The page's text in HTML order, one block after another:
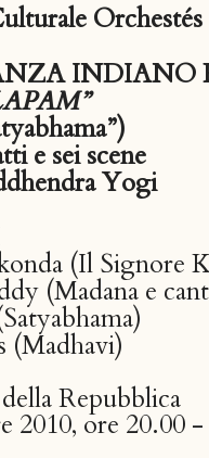
Orchestés
INDIANO
e sei scene
Yogi
(Il Signore
(Madana e
(Madhavi)
Repubblica
2010, ore 20.00